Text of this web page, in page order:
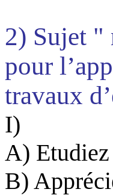
2) Sujet "
pour
travaux
I)
A)
B)